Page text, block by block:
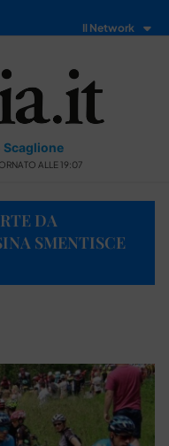
Il Network
Scaglione
ALLE 19:07
DA
SMENTISCE